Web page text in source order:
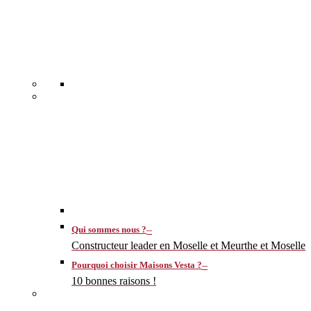
Qui sommes nous ?–
Constructeur leader en Moselle et Meurthe et Moselle
Pourquoi choisir Maisons Vesta ?–
10 bonnes raisons !